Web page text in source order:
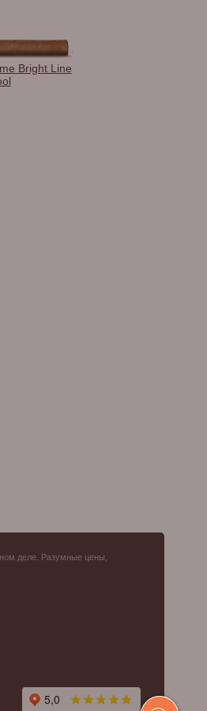
Bright Line
деле. Разумные цены,